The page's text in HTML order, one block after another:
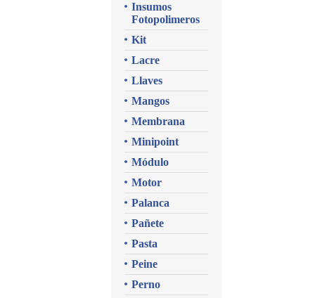
Insumos
Fotopolimeros
Kit
Lacre
Llaves
Mangos
Membrana
Minipoint
Módulo
Motor
Palanca
Pañete
Pasta
Peine
Perno